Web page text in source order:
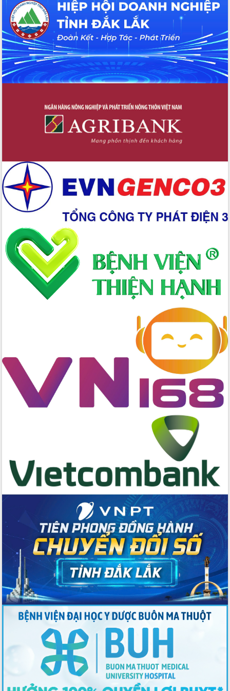
Hội thảo khoa học “Giải pháp thúc đẩy
phát triển nền kinh tế xanh tại tỉnh
Đắk Lắk”
Tăng cường giám sát, đôn đốc thực
hiện nhiệm vụ quản lý tài sản công
hàng tuần
Tháo gỡ những vướng mắc, đẩy mạnh
Đắk Lắk: Tôn vinh 46 giải pháp tại Hội
thi Sáng tạo Kỹ thuật 2024 - 2025
Đắk Lắk rà soát, điều chỉnh Đề án 190
Phó Chủ tịch UBND tỉnh Đắk Lắk
Trương Công Thái kiểm tra thực địa
Dự án cao tốc Khánh Hòa - Buôn Ma
Thuột
Định vị cà phê Việt Nam như một “di
sản sống” trong dòng chảy toàn cầu
Xây dựng nông thôn mới: Nâng cao đời
sống người dân từ những mô hình thiết
thực
Quyết liệt tháo gỡ vướng mắc, đẩy
nhanh tiến độ các dự án trọng điểm
trong Khu kinh tế Nam Phú Yên
Hòn Yến phát triển du lịch gắn với bảo
Phát động chiến dịch 30 ngày đêm
giải phóng mặt bằng Tuyến đường bộ
ven biển
Đắk Lắk nỗ lực thúc đẩy tăng trưởng
kinh tế từ 10% trở lên trong Quý
Thứ trưởng Bộ Y tế làm việc với tỉnh
Đắk Lắk về phát triển nhân lực y tế
cho trạm y tế cấp xã
Du lịch Đắk Lắk nâng tầm trải nghiệm
du khách thông qua Hệ thống cơ sở dữ
liệu và Bản đồ số
Tập huấn ứng dụng trí tuệ nhân tạo (AI)
trong thương mại điện tử năm 2026
Đoàn đại biểu Quốc hội tỉnh Đắk Lắk
trao đổi thông tin trước Kỳ họp thứ
nhất, Quốc hội khóa XVI
Quyết liệt cải cách hành chính, khơi
thông nguồn lực phát triển
Nâng cao hiệu lực, hiệu quả HĐND
tỉnh thông qua hiện đại hóa hành chính
Xã Ea Phê gắn cải cách hành chính với
chuyển đổi số
Phó Chủ tịch Thường trực UBND tỉnh
Hồ Thị Nguyên Thảo làm việc tại Trung